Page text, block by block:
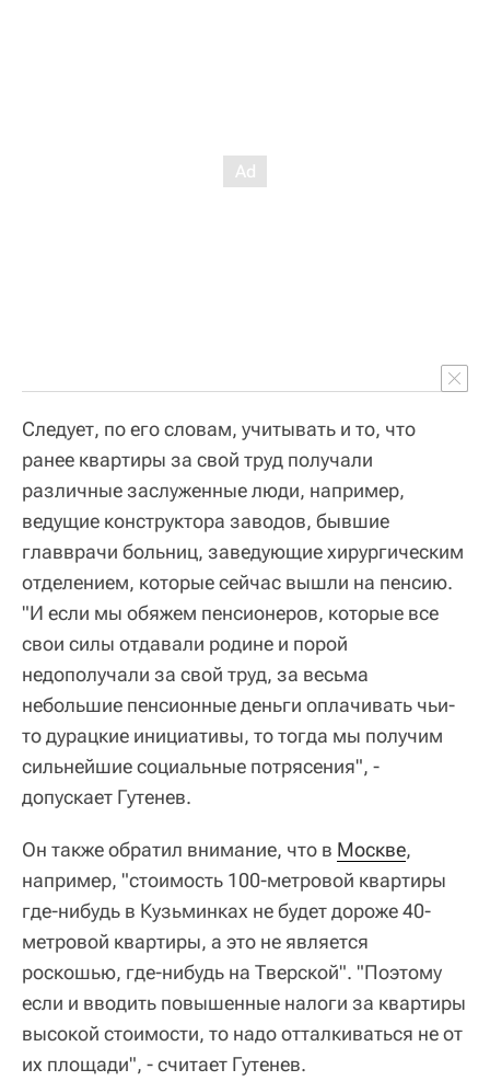
Следует, по его словам, учитывать и то, что
ранее квартиры за свой труд получали
различные заслуженные люди, например,
ведущие конструктора заводов, бывшие
главврачи больниц, заведующие хирургическим
отделением, которые сейчас вышли на пенсию.
"И если мы обяжем пенсионеров, которые все
свои силы отдавали родине и порой
недополучали за свой труд, за весьма
небольшие пенсионные деньги оплачивать чьи-
то дурацкие инициативы, то тогда мы получим
сильнейшие социальные потрясения", -
допускает Гутенев.
Он также обратил внимание, что в Москве,
например, "стоимость 100-метровой квартиры
где-нибудь в Кузьминках не будет дороже 40-
метровой квартиры, а это не является
роскошью, где-нибудь на Тверской". "Поэтому
если и вводить повышенные налоги за квартиры
высокой стоимости, то надо отталкиваться не от
их площади", - считает Гутенев.